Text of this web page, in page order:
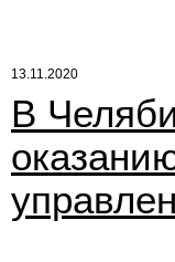
13.11.2020
В